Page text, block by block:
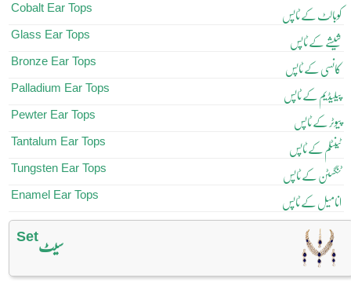
Cobalt Ear Tops کوبالٹ کے ٹاپس
Glass Ear Tops شیشے کے ٹاپس
Bronze Ear Tops کانسی کے ٹاپس
Palladium Ear Tops پیلیڈیم کے ٹاپس
Pewter Ear Tops پیوٹر کے ٹاپس
Tantalum Ear Tops ٹینٹلم کے ٹاپس
Tungsten Ear Tops ٹنگسٹن کے ٹاپس
Enamel Ear Tops انامیل کے ٹاپس
Setسیٹ